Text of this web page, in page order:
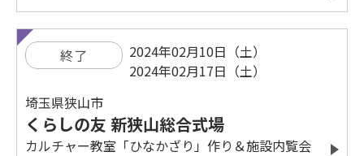
終了
2024年02月10日（土）
2024年02月17日（土）
埼玉県狭山市
くらしの友 新狭山総合式場
カルチャー教室「ひなかざり」作り＆施設内覧会